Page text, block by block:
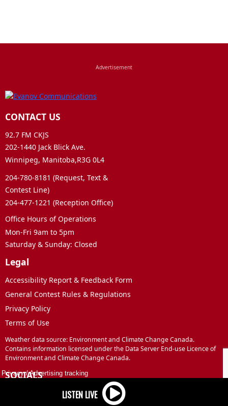
CONTACT US
92.7 FM CKJS
202-1440 Jack Blick Ave.
Winnipeg, Manitoba,R3G 0L4
204-780-8181 (Request, Text &
Contest Line)
204-477-1221 (Reception Office)
Office Hours of Operations
Mon-Fri 9am to 5pm
Saturday & Sunday: Closed
Legal
Accessibility Report & Feedback Form
General Contest Rules & Regulations
Privacy Policy
Terms of Use
Weather data source: Environment and Climate Change Canada.
Contains information licensed under the Data Server End-use Licence of
Environment and Climate Change Canada.
SOCIALS
Privacy /Advertising tracking